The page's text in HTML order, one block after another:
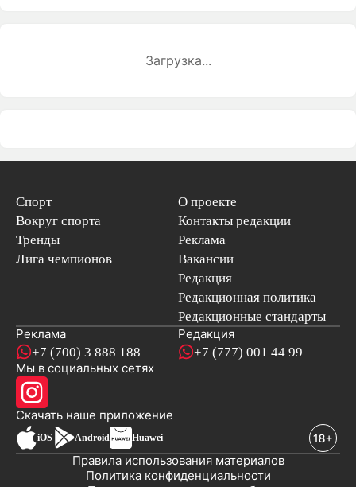
Загрузка...
Спорт
Вокруг спорта
Тренды
Лига чемпионов
О проекте
Контакты редакции
Реклама
Вакансии
Редакция
Редакционная политика
Редакционные стандарты
Реклама
+7 (700) 3 888 188
Редакция
+7 (777) 001 44 99
Мы в социальных сетях
Скачать наше приложениеновостей
iOS Android Huawei
Политика конфиденциальности
Правила использования материалов